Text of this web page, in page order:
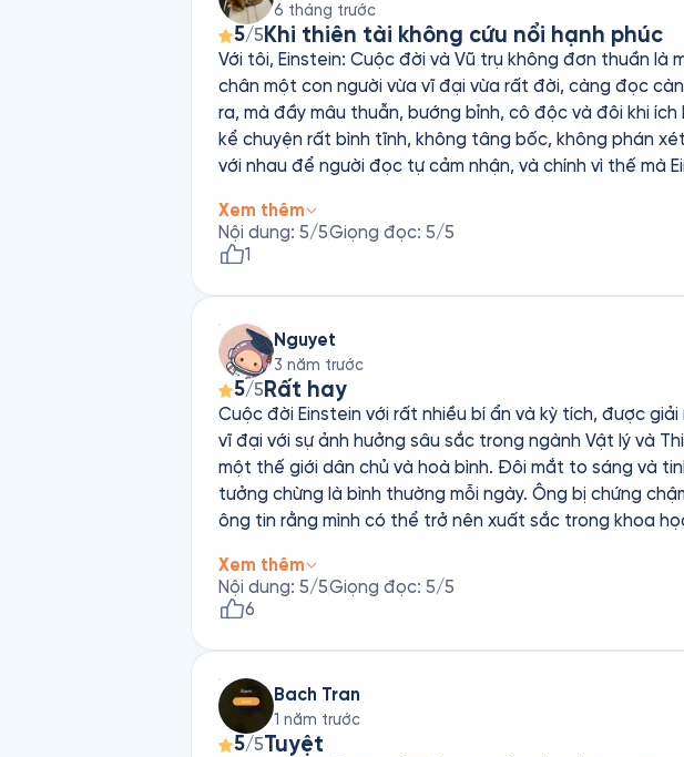
6 tháng trước
5/5 Khi thiên tài không cứu nổi hạnh phúc
Với tôi, Einstein: Cuộc đời và Vũ trụ không đơn thuần
chân một con người vừa vĩ đại vừa rất đời, càng đọc
ra, mà đầy mâu thuẫn, bướng bỉnh, cô độc và đôi khi
kể chuyện rất bình tĩnh, không tâng bốc, không phán
với nhau để người đọc tự cảm nhận, và chính vì thế mà
trí tuệ, tôi có cảm giác như đang nhìn thấy một con
thứ đọng lại không chỉ là thuyết tương đối hay các
Xem thêm
Nội dung: 5/5Giọng đọc: 5/5
1
Nguyet
3 năm trước
5/5 Rất hay
Cuộc đời Einstein với rất nhiều bí ẩn và kỳ tích, được
vĩ đại với sự ảnh hưởng sâu sắc trong ngành Vật lý và
một thế giới dân chủ và hoà bình. Đôi mắt to sáng và tinh anh, ông luôn có một trí tò mò đáng kinh ngạc với những hiện tượng
tưởng chừng là bình thường mỗi ngày. Ông bị chứng
ông tin rằng mình có thể trở nên xuất sắc trong khoa học: Khi chậm nói thì tôi có thêm nhiều thời gian hơn để
người yêu mến vị bác học đãng trí đáng yêu này!
Xem thêm
Nội dung: 5/5Giọng đọc: 5/5
6
Bach Tran
1 năm trước
5/5Tuyệt